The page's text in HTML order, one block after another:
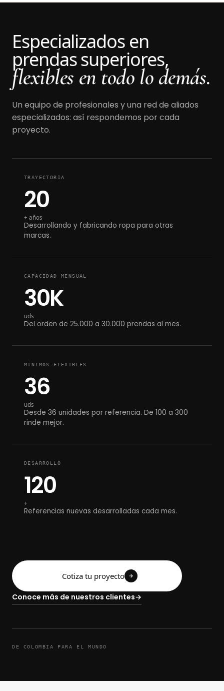
Especializados en
prendas superiores,
flexibles en todo lo demás.
Un equipo de profesionales y una red de aliados
especializados: así respondemos por cada
proyecto.
TRAYECTORIA
20
+ años
Desarrollando y fabricando ropa para otras
marcas.
CAPACIDAD MENSUAL
30K
uds
Del orden de 25.000 a 30.000 prendas al mes.
MÍNIMOS FLEXIBLES
36
uds
Desde 36 unidades por referencia. De 100 a 300
rinde mejor.
DESARROLLO
120
+
Referencias nuevas desarrolladas cada mes.
Cotiza tu proyecto
Conoce más de nuestros clientes
DE COLOMBIA PARA EL MUNDO